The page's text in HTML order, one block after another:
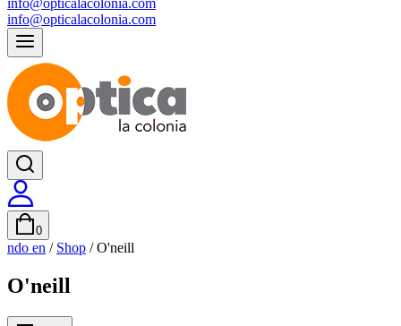
info@opticalacolonia.com
0
ndo en / Shop / O'neill
O'neill